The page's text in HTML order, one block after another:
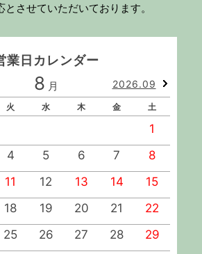
させていただいております。
業日カレンダー
8 月 2026.09
火 水 木 金 土
1
4 5 6 7
8
11 12 13 14
15
18 19 20 21
22
25 26 27 28 29